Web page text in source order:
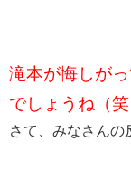
滝本が悔しが
でしょうね（笑
さて、みなさんの